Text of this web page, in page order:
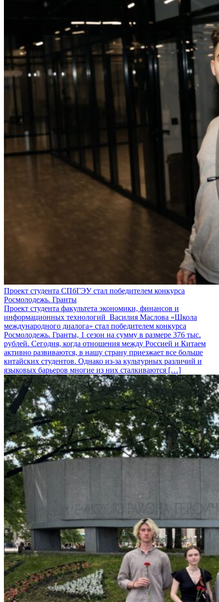
Проект студента СПбГЭУ стал победителем конкурса
Росмолодежь. Гранты
Проект студента факультета экономики, финансов и
информационных технологий Василия Маслова «Школа
международного диалога» стал победителем конкурса
Росмолодежь. Гранты, 1 сезон на сумму в размере 376 тыс.
рублей. Сегодня, когда отношения между Россией и Китаем
активно развиваются, в нашу страну приезжает все больше
китайских студентов. Однако из‑за культурных различий и
языковых барьеров многие из них сталкиваются […]